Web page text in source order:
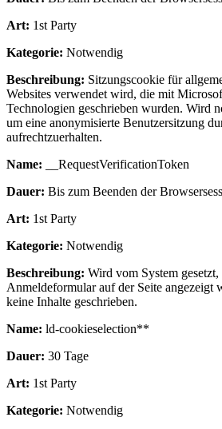
Art: 1st Party
Kategorie: Notwendig
Beschreibung: Sitzungscookie für
Websites verwendet wird, die mit
Technologien geschrieben wurden. Wird
um eine anonymisierte Benutzersitzung
aufrechtzuerhalten.
Name: __RequestVerificationToken
Dauer: Bis zum Beenden der
Art: 1st Party
Kategorie: Notwendig
Beschreibung: Wird vom System gesetzt,
Anmeldeformular auf der Seite angezeigt
keine Inhalte geschrieben.
Name: ld-cookieselection**
Dauer: 30 Tage
Art: 1st Party
Kategorie: Notwendig